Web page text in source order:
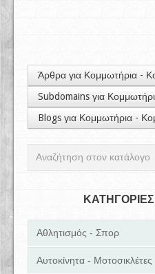
Άρθρα για Κομμωτήρια -
Subdomains για
Blogs για Κομμωτήρια -
Αθλητισμός - Σπορ
Αυτοκίνητα - Μοτοσικλέτες